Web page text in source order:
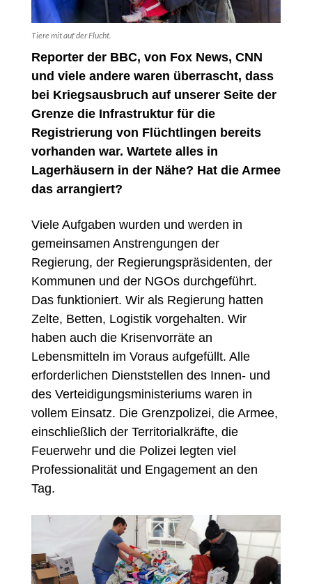
Tiere mit auf der Flucht.
Reporter der BBC, von Fox News, CNN
und viele andere waren überrascht, dass
bei Kriegsausbruch auf unserer Seite der
Grenze die Infrastruktur für die
Registrierung von Flüchtlingen bereits
vorhanden war. Wartete alles in
Lagerhäusern in der Nähe? Hat die Armee
das arrangiert?
Viele Aufgaben wurden und werden in
gemeinsamen Anstrengungen der
Regierung, der Regierungspräsidenten, der
Kommunen und der NGOs durchgeführt.
Das funktioniert. Wir als Regierung hatten
Zelte, Betten, Logistik vorgehalten. Wir
haben auch die Krisenvorräte an
Lebensmitteln im Voraus aufgefüllt. Alle
erforderlichen Dienststellen des Innen- und
des Verteidigungsministeriums waren in
vollem Einsatz. Die Grenzpolizei, die Armee,
einschließlich der Territorialkräfte, die
Feuerwehr und die Polizei legten viel
Professionalität und Engagement an den
Tag.